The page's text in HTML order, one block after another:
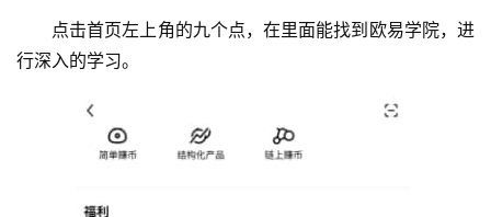
点击首页左上角的九个点，在里面能找到欧易学院，进
行深入的学习。